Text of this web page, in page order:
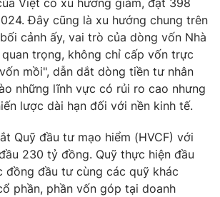
Việt có xu hướng giảm, đạt 398
Đây cũng là xu hướng chung trên
cảnh ấy, vai trò của dòng vốn Nhà
trọng, không chỉ cấp vốn trực
mồi", dẫn dắt dòng tiền tư nhân
những lĩnh vực có rủi ro cao nhưng
lược dài hạn đối với nền kinh tế.
Quỹ đầu tư mạo hiểm (HVCF) với
230 tỷ đồng. Quỹ thực hiện đầu
đầu tư cùng các quỹ khác
phần, phần vốn góp tại doanh